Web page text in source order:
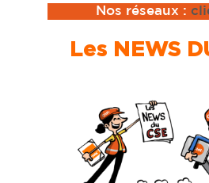
Nos réseaux :
Les NEWS